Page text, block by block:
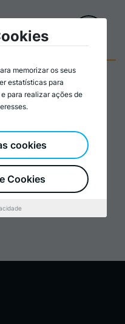
Cuidado
memorizar os seus
estatísticas para
para realizar ações de
Cookies
cookies